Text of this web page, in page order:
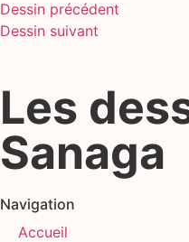
Dessin précédent
Dessin suivant
Les
Sanaga
Navigation
Accueil